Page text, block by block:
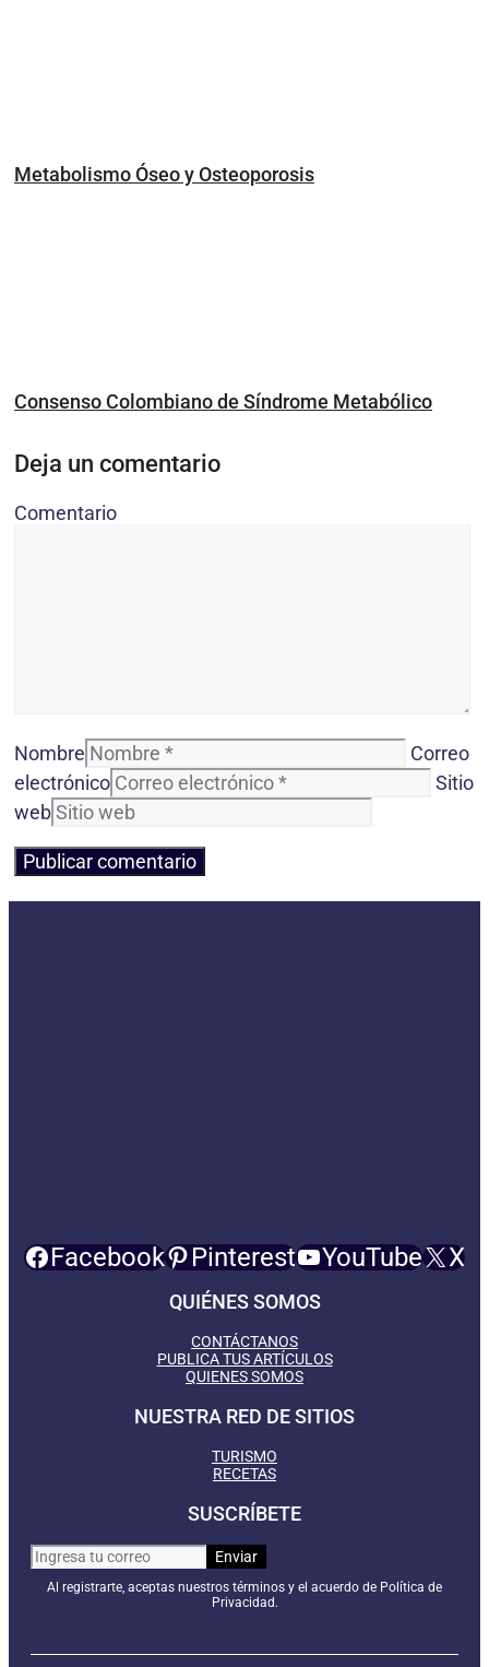
Metabolismo Óseo y Osteoporosis
Consenso Colombiano de Síndrome Metabólico
Deja un comentario
Comentario
Nombre
Correo
electrónico
Sitio
web
Facebook Pinterest YouTube X
QUIÉNES SOMOS
CONTÁCTANOS
PUBLICA TUS ARTÍCULOS
QUIENES SOMOS
NUESTRA RED DE SITIOS
TURISMO
RECETAS
SUSCRÍBETE
Al registrarte, aceptas nuestros términos y el acuerdo de Política de
Privacidad.